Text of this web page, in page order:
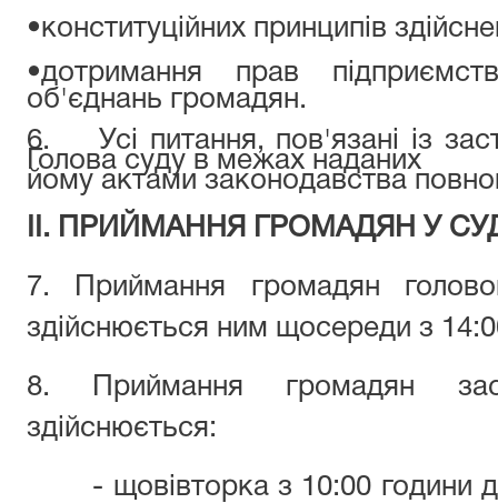
•конституційних принципів
•дотримання прав
об'єднань громадян.
6. Усі питання, пов'язані із
Голова суду в межах наданих
йому актами законодавства
II. ПРИЙМАННЯ ГРОМАДЯН У
7. Приймання громадян
здійснюється ним щосереди з
8. Приймання громадян
здійснюється:
- щовівторка з 10:00 години